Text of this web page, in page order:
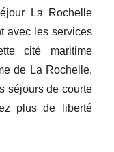
La Rochelle
avec les services
cité maritime
de La Rochelle,
séjours de courte
plus de liberté